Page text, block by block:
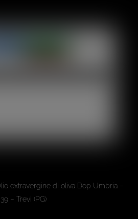
extravergine di oliva Dop Umbria –
– Trevi (PG)